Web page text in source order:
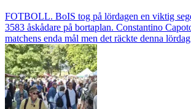
FOTBOLL. BoIS tog på lördagen en viktig
3583 åskådare på bortaplan. Constantino
matchens enda mål men det räckte denna